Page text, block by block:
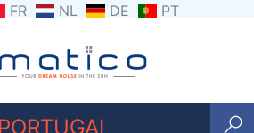
FR NL DE PT
PORTUGAL